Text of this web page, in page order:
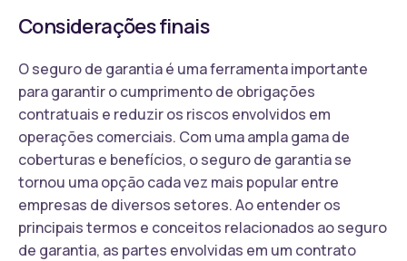
Considerações finais
O seguro de garantia é uma ferramenta importante
para garantir o cumprimento de obrigações
contratuais e reduzir os riscos envolvidos em
operações comerciais. Com uma ampla gama de
coberturas e benefícios, o seguro de garantia se
tornou uma opção cada vez mais popular entre
empresas de diversos setores. Ao entender os
principais termos e conceitos relacionados ao seguro
de garantia, as partes envolvidas em um contrato